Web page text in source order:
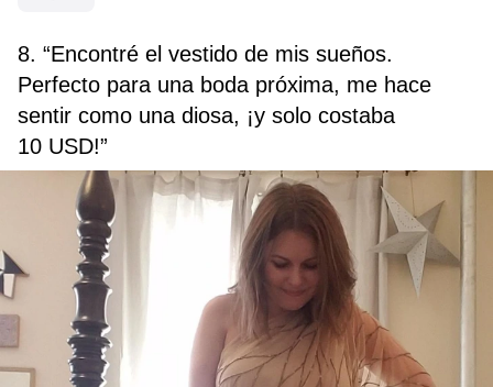
8. “Encontré el vestido de mis sueños.
Perfecto para una boda próxima, me hace
sentir como una diosa, ¡y solo costaba
10 USD!”